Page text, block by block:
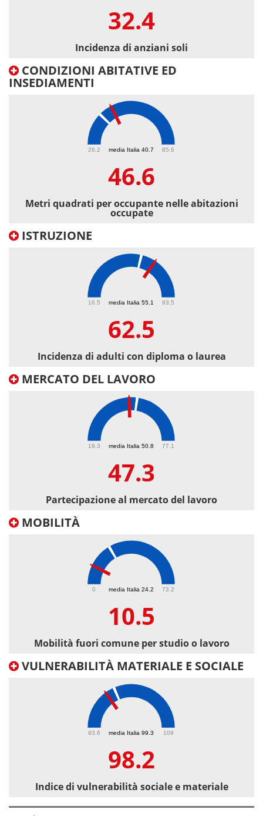
32.4
Incidenza di anziani soli
CONDIZIONI ABITATIVE ED
INSEDIAMENTI
media Italia 40.7
26.2 85.6
46.6
Metri quadrati per occupante nelle abitazioni
occupate
ISTRUZIONE
media Italia 55.1
16.5 83.5
62.5
Incidenza di adulti con diploma o laurea
MERCATO DEL LAVORO
media Italia 50.8
19.3 77.1
47.3
Partecipazione al mercato del lavoro
MOBILITÀ
media Italia 24.2
0 73.2
10.5
Mobilità fuori comune per studio o lavoro
VULNERABILITÀ MATERIALE E SOCIALE
media Italia 99.3
93.6 109
98.2
Indice di vulnerabilità sociale e materiale